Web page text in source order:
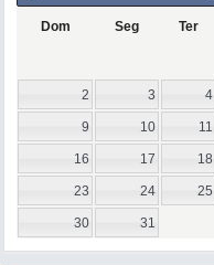
Dom Seg Ter
2 3 4
9 10 11
16 17 18
23 24 25
30 31